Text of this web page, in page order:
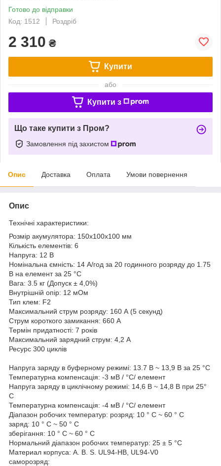
Готово до відправки
Код: 1512
Роздріб
2 310 ₴
Купити
або
Купити з
Що таке купити з Пром?
Замовлення під захистом
Опис Доставка Оплата Умови повернення
Опис
Технічні характеристики:
Розмір акумулятора: 150x100x100 мм
Кількість елементів: 6
Напруга: 12 В
Номінальна ємність: 14 A/год за 20 годинного розряду до 1.75
В на елемент за 25 °C
Вага: 3.5 кг (Допуск ± 4,0%)
Внутрішній опір: 12 мОм
Тип клем: F2
Максимальний струм розряду: 160 А (5 секунд)
Струм короткого замикання: 660 A
Термін придатності: 7 років
Максимальний зарядний струм: 4,2 A
Ресурс 300 циклів
Напруга заряду в буферному режимі: 13.7 В ~ 13,9 В за 25 °C
Температурна компенсація: -3 мВ / °C/ елемент
Напруга заряду в циклічному режимі: 14,6 В ~ 14,8 В при 25°
С
Температурна компенсація: -4 мВ / °C/ елемент
Діапазон робочих температур: розряд: 10 ° C ~ 60 ° C
заряд: 10 ° C ~ 50 ° C
зберігання: 10 ° C ~ 60 ° C
Нормальний діапазон робочих температур: 25 ± 5 °C
Материал корпуса: A. В. S. UL94-HB, UL94-V0
саморозряд: